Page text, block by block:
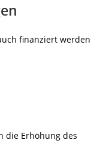
finanziert werden
die Erhöhung des